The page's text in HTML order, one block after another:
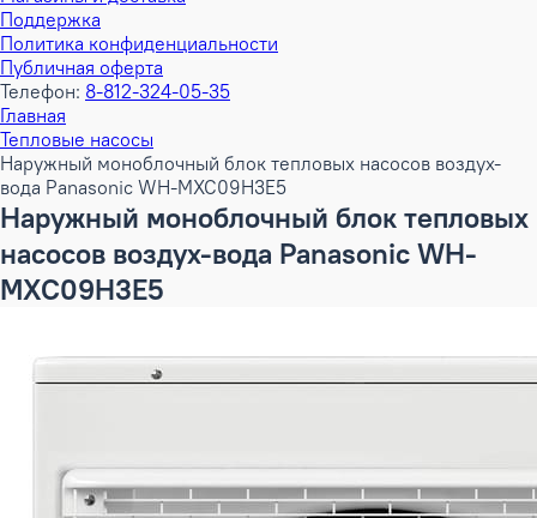
Поддержка
Политика конфиденциальности
Публичная оферта
Телефон: 8-812-324-05-35
Главная
Тепловые насосы
Наружный моноблочный блок тепловых насосов воздух-
вода Panasonic WH-MXC09H3E5
Наружный моноблочный блок тепловых
насосов воздух-вода Panasonic WH-
MXC09H3E5